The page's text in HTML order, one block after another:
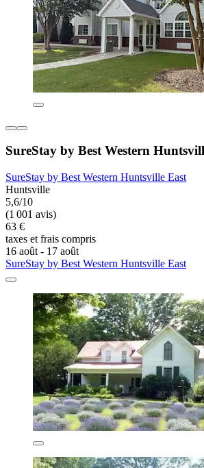
SureStay by Best Western
SureStay by Best Western Huntsville East
Huntsville
5,6/10
(1 001 avis)
63 €
taxes et frais compris
16 août - 17 août
SureStay by Best Western Huntsville East